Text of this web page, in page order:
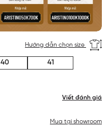
Viết đánh giá
Hướng dẫn chọn size
40
41
Mua tại showroom